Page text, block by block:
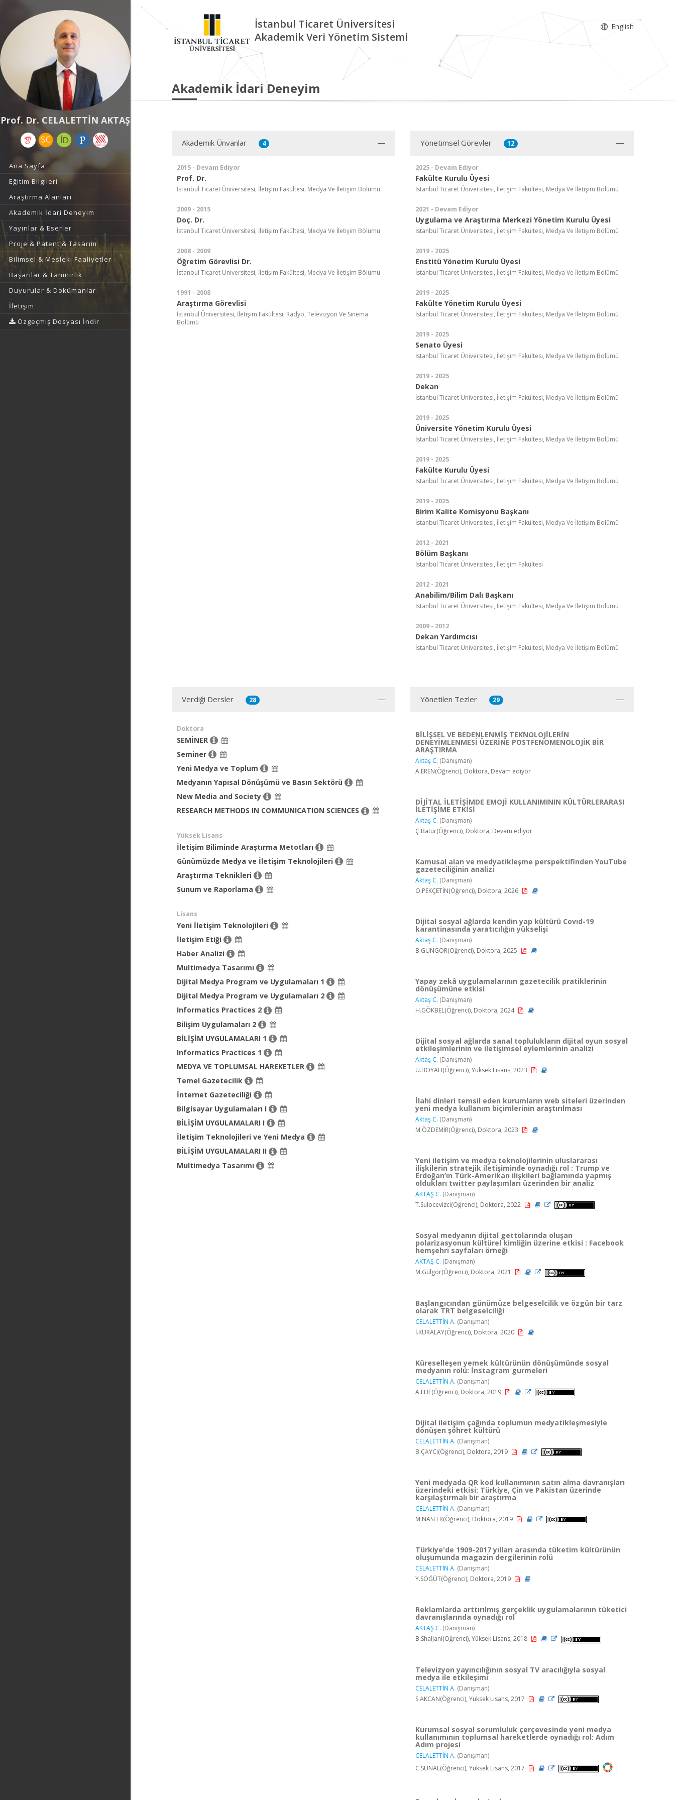
Prof. Dr. CELALETTİN AKTAŞ
Ana Sayfa
Eğitim Bilgileri
Araştırma Alanları
Akademik İdari Deneyim
Yayınlar & Eserler
Proje & Patent & Tasarım
Bilimsel & Mesleki Faaliyetler
Başarılar & Tanınırlık
Duyurular & Dokümanlar
İletişim
Özgeçmiş Dosyası İndir
İstanbul Ticaret Üniversitesi
Akademik Veri Yönetim Sistemi
English
Akademik İdari Deneyim
Akademik Ünvanlar 4
2015 - Devam Ediyor
Prof. Dr.
İstanbul Ticaret Üniversitesi, İletişim Fakültesi, Medya Ve İletişim Bölümü
2009 - 2015
Doç. Dr.
İstanbul Ticaret Üniversitesi, İletişim Fakültesi, Medya Ve İletişim Bölümü
2008 - 2009
Öğretim Görevlisi Dr.
İstanbul Ticaret Üniversitesi, İletişim Fakültesi, Medya Ve İletişim Bölümü
1991 - 2008
Araştırma Görevlisi
İstanbul Üniversitesi, İletişim Fakültesi, Radyo, Televizyon Ve Sinema
Bölümü
Yönetimsel Görevler 12
2025 - Devam Ediyor
Fakülte Kurulu Üyesi
İstanbul Ticaret Üniversitesi, İletişim Fakültesi, Medya Ve İletişim Bölümü
2021 - Devam Ediyor
Uygulama ve Araştırma Merkezi Yönetim Kurulu Üyesi
İstanbul Ticaret Üniversitesi, İletişim Fakültesi, Medya Ve İletişim Bölümü
2019 - 2025
Enstitü Yönetim Kurulu Üyesi
İstanbul Ticaret Üniversitesi, İletişim Fakültesi, Medya Ve İletişim Bölümü
2019 - 2025
Fakülte Yönetim Kurulu Üyesi
İstanbul Ticaret Üniversitesi, İletişim Fakültesi, Medya Ve İletişim Bölümü
2019 - 2025
Senato Üyesi
İstanbul Ticaret Üniversitesi, İletişim Fakültesi, Medya Ve İletişim Bölümü
2019 - 2025
Dekan
İstanbul Ticaret Üniversitesi, İletişim Fakültesi, Medya Ve İletişim Bölümü
2019 - 2025
Üniversite Yönetim Kurulu Üyesi
İstanbul Ticaret Üniversitesi, İletişim Fakültesi, Medya Ve İletişim Bölümü
2019 - 2025
Fakülte Kurulu Üyesi
İstanbul Ticaret Üniversitesi, İletişim Fakültesi, Medya Ve İletişim Bölümü
2019 - 2025
Birim Kalite Komisyonu Başkanı
İstanbul Ticaret Üniversitesi, İletişim Fakültesi, Medya Ve İletişim Bölümü
2012 - 2021
Bölüm Başkanı
İstanbul Ticaret Üniversitesi, İletişim Fakültesi
2012 - 2021
Anabilim/Bilim Dalı Başkanı
İstanbul Ticaret Üniversitesi, İletişim Fakültesi, Medya Ve İletişim Bölümü
2009 - 2012
Dekan Yardımcısı
İstanbul Ticaret Üniversitesi, İletişim Fakültesi, Medya Ve İletişim Bölümü
Verdiği Dersler 28
Doktora
SEMİNER
Seminer
Yeni Medya ve Toplum
Medyanın Yapısal Dönüşümü ve Basın Sektörü
New Media and Society
RESEARCH METHODS IN COMMUNICATION SCIENCES
Yüksek Lisans
İletişim Biliminde Araştırma Metotları
Günümüzde Medya ve İletişim Teknolojileri
Araştırma Teknikleri
Sunum ve Raporlama
Lisans
Yeni İletişim Teknolojileri
İletişim Etiği
Haber Analizi
Multimedya Tasarımı
Dijital Medya Program ve Uygulamaları 1
Dijital Medya Program ve Uygulamaları 2
Informatics Practices 2
Bilişim Uygulamaları 2
BİLİŞİM UYGULAMALARI 1
Informatics Practices 1
MEDYA VE TOPLUMSAL HAREKETLER
Temel Gazetecilik
İnternet Gazeteciliği
Bilgisayar Uygulamaları I
BİLİŞİM UYGULAMALARI I
İletişim Teknolojileri ve Yeni Medya
BİLİŞİM UYGULAMALARI II
Multimedya Tasarımı
Yönetilen Tezler 29
BİLİŞSEL VE BEDENLENMİŞ TEKNOLOJİLERİN
DENEYİMLENMESİ ÜZERİNE POSTFENOMENOLOJİK BİR
ARAŞTIRMA
Aktaş C. (Danışman)
A.EREN(Öğrenci), Doktora, Devam ediyor
DİJİTAL İLETİŞİMDE EMOJİ KULLANIMININ KÜLTÜRLERARASI
İLETİŞİME ETKİSİ
Aktaş C. (Danışman)
Ç.Batur(Öğrenci), Doktora, Devam ediyor
Kamusal alan ve medyatikleşme perspektifinden YouTube
gazeteciliğinin analizi
Aktaş C. (Danışman)
O.PEKÇETİN(Öğrenci), Doktora, 2026
Dijital sosyal ağlarda kendin yap kültürü Covıd-19
karantinasında yaratıcılığın yükselişi
Aktaş C. (Danışman)
B.GÜNGÖR(Öğrenci), Doktora, 2025
Yapay zekâ uygulamalarının gazetecilik pratiklerinin
dönüşümüne etkisi
Aktaş C. (Danışman)
H.GÖKBEL(Öğrenci), Doktora, 2024
Dijital sosyal ağlarda sanal toplulukların dijital oyun sosyal
etkileşimlerinin ve iletişimsel eylemlerinin analizi
Aktaş C. (Danışman)
U.BOYALI(Öğrenci), Yüksek Lisans, 2023
İlahi dinleri temsil eden kurumların web siteleri üzerinden
yeni medya kullanım biçimlerinin araştırılması
Aktaş C. (Danışman)
M.ÖZDEMİR(Öğrenci), Doktora, 2023
Yeni iletişim ve medya teknolojilerinin uluslararası
ilişkilerin stratejik iletişiminde oynadığı rol : Trump ve
Erdoğan’ın Türk-Amerikan ilişkileri bağlamında yapmış
oldukları twitter paylaşımları üzerinden bir analiz
AKTAŞ C. (Danışman)
T.Sulocevizci(Öğrenci), Doktora, 2022
Sosyal medyanın dijital gettolarında oluşan
polarizasyonun kültürel kimliğin üzerine etkisi : Facebook
hemşehri sayfaları örneği
AKTAŞ C. (Danışman)
M.Gülgör(Öğrenci), Doktora, 2021
Başlangıcından günümüze belgeselcilik ve özgün bir tarz
olarak TRT belgeselciliği
CELALETTİN A. (Danışman)
İ.KURALAY(Öğrenci), Doktora, 2020
Küreselleşen yemek kültürünün dönüşümünde sosyal
medyanın rolü: İnstagram gurmeleri
CELALETTİN A. (Danışman)
A.ELİF(Öğrenci), Doktora, 2019
Dijital iletişim çağında toplumun medyatikleşmesiyle
dönüşen şöhret kültürü
CELALETTİN A. (Danışman)
B.ÇAYCI(Öğrenci), Doktora, 2019
Yeni medyada QR kod kullanımının satın alma davranışları
üzerindeki etkisi: Türkiye, Çin ve Pakistan üzerinde
karşılaştırmalı bir araştırma
CELALETTİN A. (Danışman)
M.NASEER(Öğrenci), Doktora, 2019
Türkiye'de 1909-2017 yılları arasında tüketim kültürünün
oluşumunda magazin dergilerinin rolü
CELALETTİN A. (Danışman)
Y.SÖĞÜT(Öğrenci), Doktora, 2019
Reklamlarda arttırılmış gerçeklik uygulamalarının tüketici
davranışlarında oynadığı rol
AKTAŞ C. (Danışman)
B.Shaljani(Öğrenci), Yüksek Lisans, 2018
Televizyon yayıncılığının sosyal TV aracılığıyla sosyal
medya ile etkileşimi
CELALETTİN A. (Danışman)
S.AKCAN(Öğrenci), Yüksek Lisans, 2017
Kurumsal sosyal sorumluluk çerçevesinde yeni medya
kullanımının toplumsal hareketlerde oynadığı rol: Adım
Adım projesi
CELALETTİN A. (Danışman)
C.SUNAL(Öğrenci), Yüksek Lisans, 2017